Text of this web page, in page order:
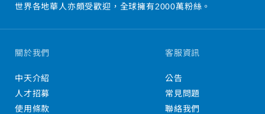
世界各地華人亦頗受歡迎，全球擁有2000萬粉絲。
關於我們
中天介紹
人才招募
使用條款
客服資訊
公告
常見問題
聯絡我們